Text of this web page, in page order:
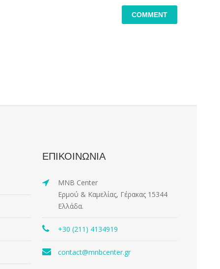
ΕΠΙΚΟΙΝΩΝΙΑ
MNB Center
Ερμού & Καμελίας, Γέρακας 15344
Ελλάδα.
+30 (211) 4134919
contact@mnbcenter.gr